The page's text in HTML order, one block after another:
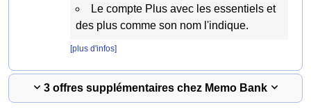
Le compte Plus avec les essentiels et
des plus comme son nom l'indique.
[plus d'infos]
3 offres supplémentaires chez Memo Bank